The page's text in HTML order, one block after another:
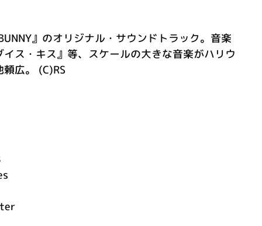
』のオリジナル・サウンドトラック。音楽
ス・キス』等、スケールの大きな音楽がハリウ
広。 (C)RS